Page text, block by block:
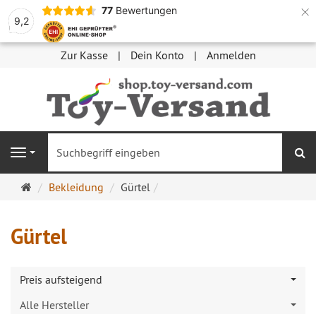
9,2
77 Bewertungen ×
Zur Kasse Dein Konto Anmelden
Navigation
Startseite
Bekleidung Gürtel
Gürtel
Preis aufsteigend
Alle Hersteller